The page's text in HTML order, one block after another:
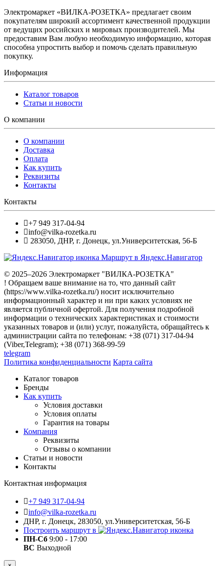
Электромаркет «ВИЛКА-РОЗЕТКА» предлагает своим
покупателям широкий ассортимент качественной продукции
от ведущих российских и мировых производителей. Мы
предоставим Вам любую необходимую информацию, которая
способна упростить выбор и помочь сделать правильную
покупку.
Информация
Каталог товаров
Статьи и новости
О компании
О компании
Доставка
Оплата
Как купить
Реквизиты
Контакты
Контакты
+7 949 317-04-94
info@vilka-rozetka.ru
283050, ДНР, г. Донецк, ул.Университетская, 56-Б
Маршрут в Яндекс.Навигатор
© 2025–2026 Электромаркет "ВИЛКА-РОЗЕТКА"
! Обращаем ваше внимание на то, что данный сайт
(https://www.vilka-rozetka.ru/) носит исключительно
информационный характер и ни при каких условиях не
является публичной офертой. Для получения подробной
информации о технических характеристиках и стоимости
указанных товаров и (или) услуг, пожалуйста, обращайтесь к
администрации сайта по телефонам: +38 (071) 317-04-94
(Viber,Telegram); +38 (071) 368-99-59
telegram
Политика конфиденциальности Карта сайта
Каталог товаров
Бренды
Как купить
Условия доставки
Условия оплаты
Гарантия на товары
Компания
Реквизиты
Отзывы о компании
Статьи и новости
Контакты
Контактная информация
+7 949 317-04-94
info@vilka-rozetka.ru
ДНР, г. Донецк, 283050, ул.Университетская, 56-Б
Построить маршрут в
ПН-Сб 9:00 - 17:00
ВС Выходной